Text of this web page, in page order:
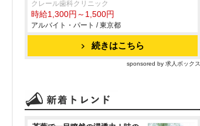
クレール歯科クリニック
時給1,300円～1,500円
アルバイト・パート / 東京都
続きはこちら
sponsored by 求人ボックス